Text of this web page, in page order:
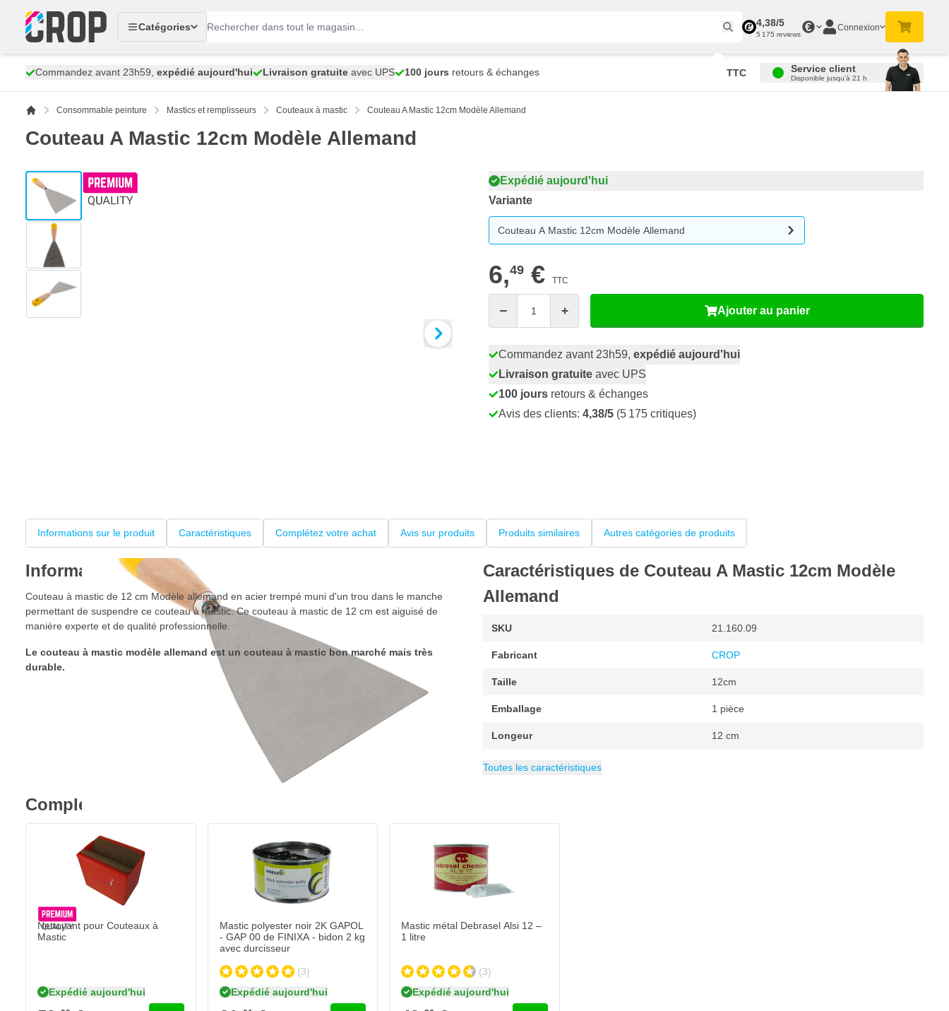
Catégories
4,38/5
5 175 reviews
€ Connexion
Commandez avant 23h59, expédié aujourd'hui Livraison gratuite avec UPS 100 jours retours & échanges TTC Service client
Disponible jusqu'à 21 h
Consommable peinture Mastics et remplisseurs Couteaux à mastic Couteau A Mastic 12cm Modèle Allemand
Couteau A Mastic 12cm Modèle Allemand
View larger image
View larger image
Expédié aujourd'hui
Variante
Couteau A Mastic 12cm Modèle Allemand
6,49 € TTC
Ajouter au panier
Commandez avant 23h59, expédié aujourd'hui
Livraison gratuite avec UPS
100 jours retours & échanges
Avis des clients: 4,38/5 (5 175 critiques)
Informations sur le produit Caractéristiques Complétez votre achat Avis sur produits Produits similaires Autres catégories de produits
Informations sur le produit
Couteau à mastic de 12 cm Modèle allemand en acier trempé muni d'un trou dans le manche
permettant de suspendre ce couteau à mastic. Ce couteau à mastic de 12 cm est aiguisé de
manière experte et de qualité professionnelle.
Le couteau à mastic modèle allemand est un couteau à mastic bon marché mais très
durable.
Caractéristiques de Couteau A Mastic 12cm Modèle
Allemand
SKU 21.160.09
Fabricant CROP
Taille 12cm
Emballage 1 pièce
Longeur 12 cm
8710735058123
Catégorie Couteaux à mastic
Toutes les caractéristiques
Complétez votre achat
Nettoyant pour Couteaux à
Mastic
Expédié aujourd'hui
Mastic polyester noir 2K GAPOL
- GAP 00 de FINIXA - bidon 2 kg
avec durcisseur
(3)
Expédié aujourd'hui
Mastic métal Debrasel Alsi 12 –
1 litre
(3)
Expédié aujourd'hui